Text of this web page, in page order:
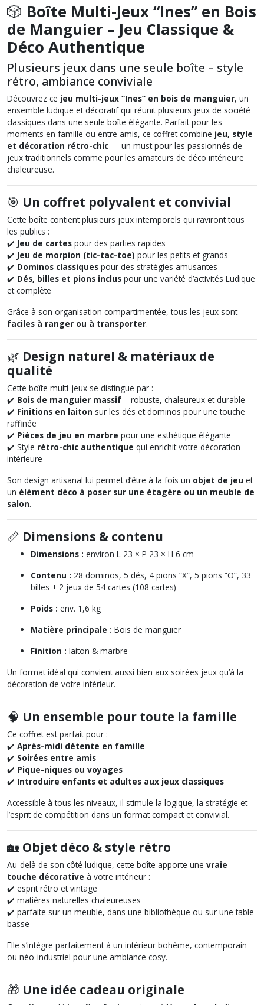
🎲 Boîte Multi-Jeux “Ines” en Bois
de Manguier – Jeu Classique &
Déco Authentique
Plusieurs jeux dans une seule boîte – style
rétro, ambiance conviviale
Découvrez ce jeu multi-jeux “Ines” en bois de manguier, un
ensemble ludique et décoratif qui réunit plusieurs jeux de société
classiques dans une seule boîte élégante. Parfait pour les
moments en famille ou entre amis, ce coffret combine jeu, style
et décoration rétro-chic — un must pour les passionnés de
jeux traditionnels comme pour les amateurs de déco intérieure
chaleureuse.
🎯 Un coffret polyvalent et convivial
Cette boîte contient plusieurs jeux intemporels qui raviront tous
les publics :
✔️ Jeu de cartes pour des parties rapides
✔️ Jeu de morpion (tic-tac-toe) pour les petits et grands
✔️ Dominos classiques pour des stratégies amusantes
✔️ Dés, billes et pions inclus pour une variété d’activités Ludique
et complète
Grâce à son organisation compartimentée, tous les jeux sont
faciles à ranger ou à transporter.
🌿 Design naturel & matériaux de
qualité
Cette boîte multi-jeux se distingue par :
✔️ Bois de manguier massif – robuste, chaleureux et durable
✔️ Finitions en laiton sur les dés et dominos pour une touche
raffinée
✔️ Pièces de jeu en marbre pour une esthétique élégante
✔️ Style rétro-chic authentique qui enrichit votre décoration
intérieure
Son design artisanal lui permet d’être à la fois un objet de jeu et
un élément déco à poser sur une étagère ou un meuble de
salon.
📏 Dimensions & contenu
Dimensions : environ L 23 × P 23 × H 6 cm
Contenu : 28 dominos, 5 dés, 4 pions “X”, 5 pions “O”, 33
billes + 2 jeux de 54 cartes (108 cartes)
Poids : env. 1,6 kg
Matière principale : Bois de manguier
Finition : laiton & marbre
Un format idéal qui convient aussi bien aux soirées jeux qu’à la
décoration de votre intérieur.
🧠 Un ensemble pour toute la famille
Ce coffret est parfait pour :
✔️ Après-midi détente en famille
✔️ Soirées entre amis
✔️ Pique-niques ou voyages
✔️ Introduire enfants et adultes aux jeux classiques
Accessible à tous les niveaux, il stimule la logique, la stratégie et
l’esprit de compétition dans un format compact et convivial.
🏡 Objet déco & style rétro
Au-delà de son côté ludique, cette boîte apporte une vraie
touche décorative à votre intérieur :
✔️ esprit rétro et vintage
✔️ matières naturelles chaleureuses
✔️ parfaite sur un meuble, dans une bibliothèque ou sur une table
basse
Elle s’intègre parfaitement à un intérieur bohème, contemporain
ou néo-industriel pour une ambiance cosy.
🎁 Une idée cadeau originale